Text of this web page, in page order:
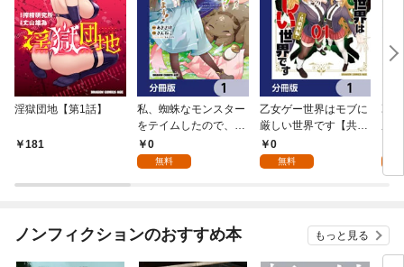
淫獄団地【第1話】
181
私、蜘蛛なモンスター
をテイムしたので、ス
パイダーシルクで裁縫
を頑張ります！【分冊
0
無料
乙女ゲー世界はモブに
厳しい世界です【共和
国編】【分冊版】 1
0
無料
乙
ノンフィクションのおすすめ本 もっと見る